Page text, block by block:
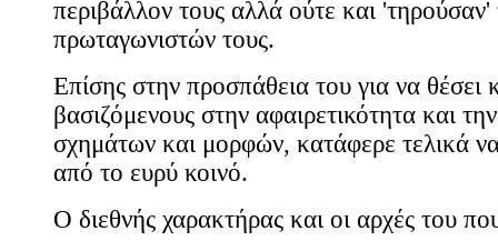
περιβάλλον τους αλλά ούτε και 'τηρούσαν'
πρωταγωνιστών τους.
Επίσης στην προσπάθεια του για να θέσει
βασιζόμενους στην αφαιρετικότητα και
σχημάτων και μορφών, κατάφερε τελικά
από το ευρύ κοινό.
Ο διεθνής χαρακτήρας και οι αρχές του